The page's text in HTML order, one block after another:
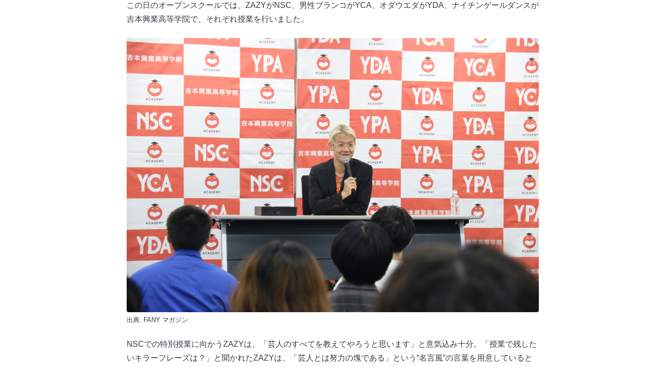
この日のオープンスクールでは、ZAZYがNSC、男性ブランコがYCA、オダウエダがYDA、ナイチンゲールダンスが
吉本興業高等学院で、それぞれ授業を行いました。
出典: FANY マガジン
NSCでの特別授業に向かうZAZYは、「芸人のすべてを教えてやろうと思います」と意気込み十分。「授業で残した
いキラーフレーズは？」と聞かれたZAZYは、「芸人とは努力の塊である」という“名言風”の言葉を用意していると